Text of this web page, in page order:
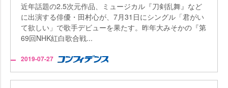
近年話題の2.5次元作品、ミュージカル『刀剣乱舞』など
に出演する俳優・田村心が、7月31日にシングル「君がい
て欲しい」で歌手デビューを果たす。昨年大みそかの『第
69回NHK紅白歌合戦...
2019-07-27